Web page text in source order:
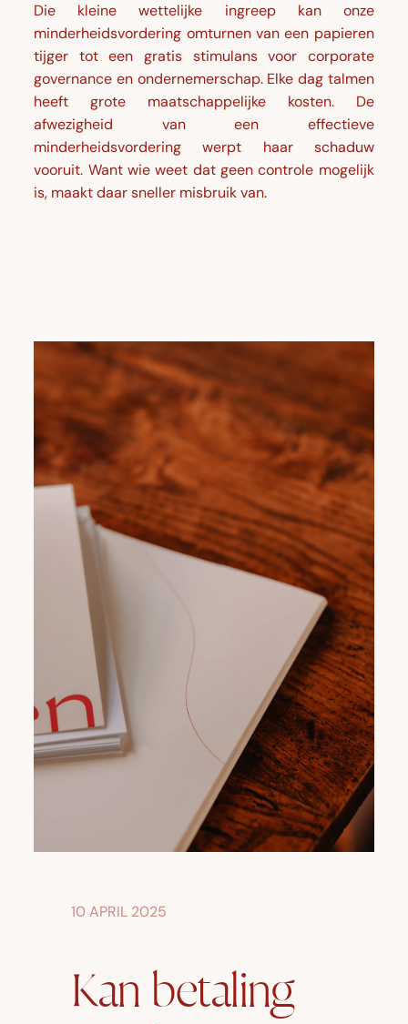
Die kleine wettelijke ingreep kan onze
minderheidsvordering omturnen van een papieren
tijger tot een gratis stimulans voor corporate
governance en ondernemerschap. Elke dag talmen
heeft grote maatschappelijke kosten. De
afwezigheid van een effectieve
minderheidsvordering werpt haar schaduw
vooruit. Want wie weet dat geen controle mogelijk
is, maakt daar sneller misbruik van.
10 APRIL 2025
Kan betaling